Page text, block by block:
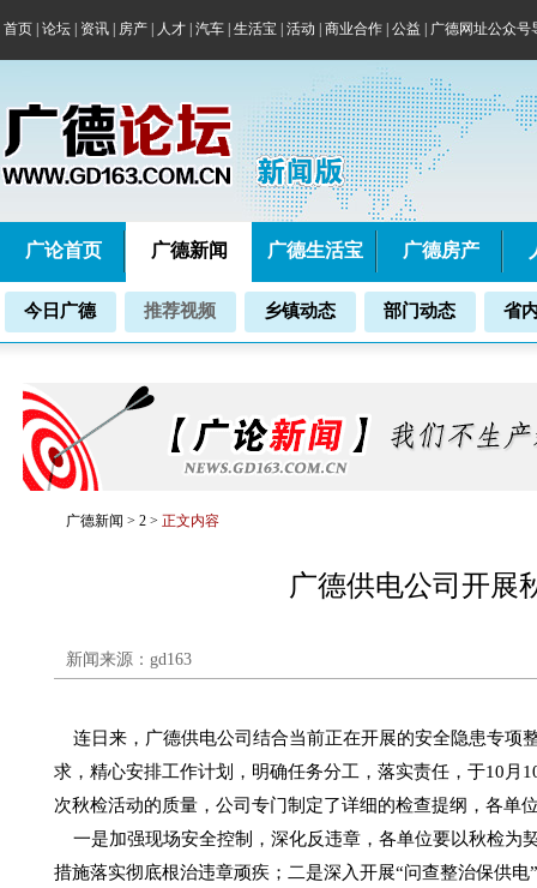
首页 论坛 资讯 房产 人才 汽车 生活宝 活动 商业合作 公益 广德网址公众号
广论首页 广德新闻 广德生活宝 广德房产
今日广德 推荐视频 乡镇动态 部门动态 省
广德新闻 > 2 > 正文内容
广德供电公司开展
新闻来源：gd163
连日来，广德供电公司结合当前正在开展的安全隐患专项
求，精心安排工作计划，明确任务分工，落实责任，于10月
次秋检活动的质量，公司专门制定了详细的检查提纲，各单
一是加强现场安全控制，深化反违章，各单位要以秋检为
措施落实彻底根治违章顽疾；二是深入开展“问查整治保供